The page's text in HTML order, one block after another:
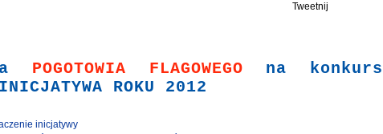
Tweetnij
POGOTOWIA FLAGOWEGO na konkurs
ROKU 2012
inicjatywy